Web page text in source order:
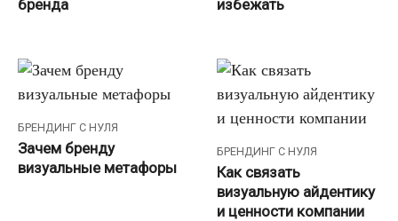
бренда
избежать
БРЕНДИНГ С НУЛЯ
Зачем бренду
визуальные метафоры
БРЕНДИНГ С НУЛЯ
Как связать
визуальную айдентику
и ценности компании